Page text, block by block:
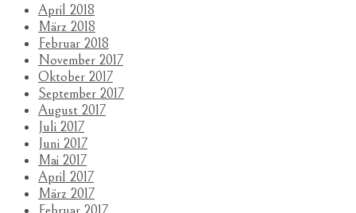
April 2018
März 2018
Februar 2018
November 2017
Oktober 2017
September 2017
August 2017
Juli 2017
Juni 2017
Mai 2017
April 2017
März 2017